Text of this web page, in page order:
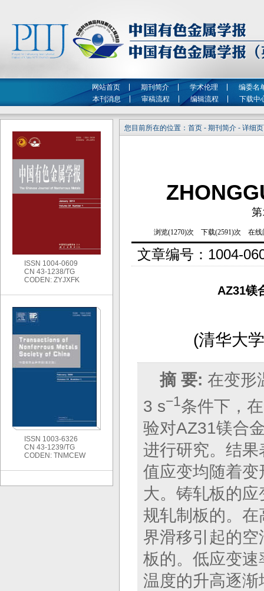
网站首页 期刊简介 学术伦理
编委名
本刊消息
审稿流程 编辑流程 下载中
您目前所在的位置：首页 - 期刊简介 - 详细
文章编号： 1004-
AZ31镁
(清华大
摘 要: 在变形
3 s−1条件下，
验对AZ31镁合
进行研究。结
值应变均随着
大。铸轧板的
规轧制板的。
界滑移引起的
板的。低应变
温度的升高逐
ISSN 1004-0609
CN 43-1238/TG
CODEN: ZYJXFK
ISSN 1003-6326
CN 43-1239/TG
CODEN: TNMCEW